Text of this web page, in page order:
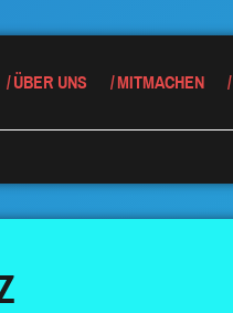
ÜBER UNS MITMACHEN